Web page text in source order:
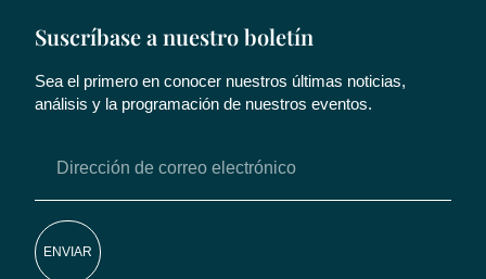
Suscríbase a nuestro boletín
Sea el primero en conocer nuestros últimas noticias,
análisis y la programación de nuestros eventos.
ENVIAR